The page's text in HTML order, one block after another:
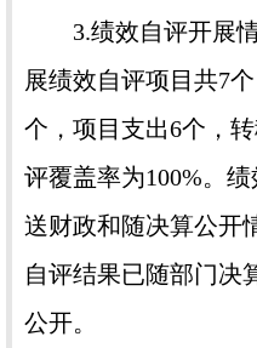
3.绩效自评开展情
展绩效自评项目共7
个，项目支出6个，
评覆盖率为100%。
送财政和随决算公开
自评结果已随部门决
公开。